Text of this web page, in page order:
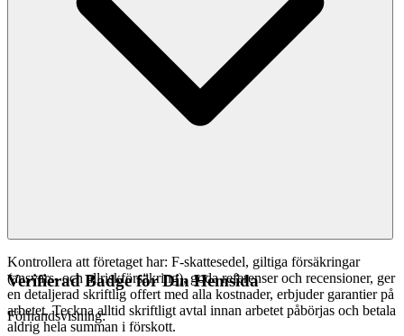
Kontrollera att företaget har: F-skattesedel, giltiga försäkringar
(ansvars- och allriskförsäkring), goda referenser och recensioner, ger
en detaljerad skriftlig offert med alla kostnader, erbjuder garantier på
arbetet. Teckna alltid skriftligt avtal innan arbetet påbörjas och betala
aldrig hela summan i förskott.
Verifierad Badge för Din Hemsida
Förhandsvisning: